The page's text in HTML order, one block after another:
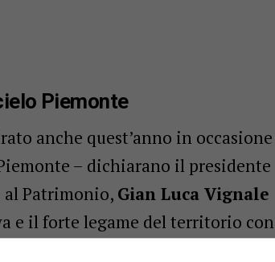
Piemonte
anche quest’anno in occasione
– dichiarano il presidente
al Patrimonio, Gian Luca Vignale
e il forte legame del territorio con
dimostra la grande